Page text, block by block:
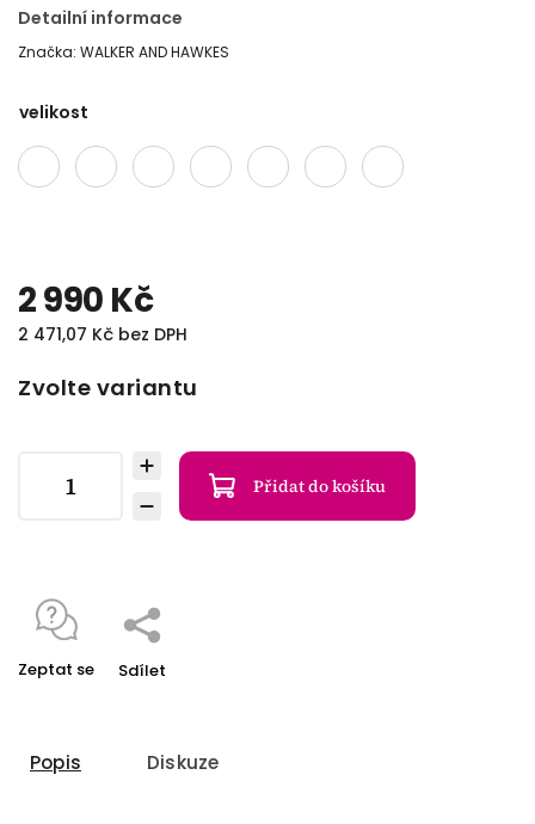
Detailní informace
Značka: WALKER AND HAWKES
velikost
2 990 Kč
2 471,07 Kč bez DPH
Zvolte variantu
Přidat do košíku
Zeptat se Sdílet
Popis Diskuze